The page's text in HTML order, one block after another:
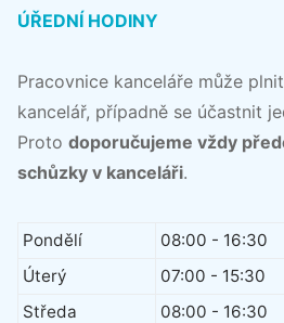
ÚŘEDNÍ HODINY
Pracovnice kanceláře může
kancelář, případně se účastnit
Proto doporučujeme vždy
schůzky v kanceláři.
Pondělí
08:00 - 16:30
Úterý
07:00 - 15:30
Středa
08:00 - 16:30